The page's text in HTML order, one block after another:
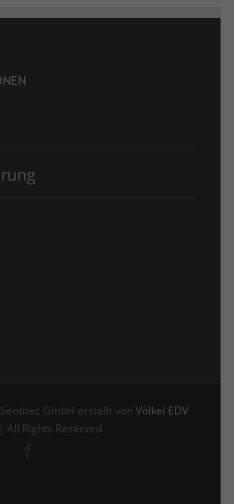
GmbH erstellt von Völkel EDV
| All Rights Reserved